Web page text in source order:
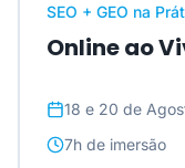
SEO + GEO na
Online ao
18 e 20 de
7h de imersão